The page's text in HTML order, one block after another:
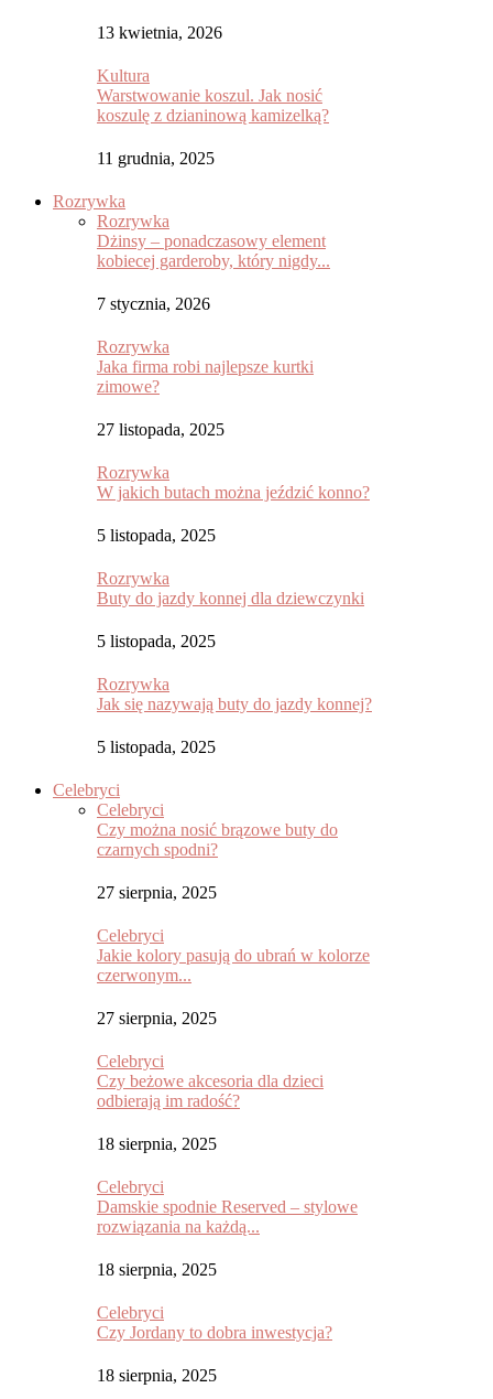
13 kwietnia, 2026
Kultura
Warstwowanie koszul. Jak nosić
koszulę z dzianinową kamizelką?
11 grudnia, 2025
Rozrywka
Rozrywka
Dżinsy – ponadczasowy element
kobiecej garderoby, który nigdy...
7 stycznia, 2026
Rozrywka
Jaka firma robi najlepsze kurtki
zimowe?
27 listopada, 2025
Rozrywka
W jakich butach można jeździć konno?
5 listopada, 2025
Rozrywka
Buty do jazdy konnej dla dziewczynki
5 listopada, 2025
Rozrywka
Jak się nazywają buty do jazdy konnej?
5 listopada, 2025
Celebryci
Celebryci
Czy można nosić brązowe buty do
czarnych spodni?
27 sierpnia, 2025
Celebryci
Jakie kolory pasują do ubrań w kolorze
czerwonym...
27 sierpnia, 2025
Celebryci
Czy beżowe akcesoria dla dzieci
odbierają im radość?
18 sierpnia, 2025
Celebryci
Damskie spodnie Reserved – stylowe
rozwiązania na każdą...
18 sierpnia, 2025
Celebryci
Czy Jordany to dobra inwestycja?
18 sierpnia, 2025